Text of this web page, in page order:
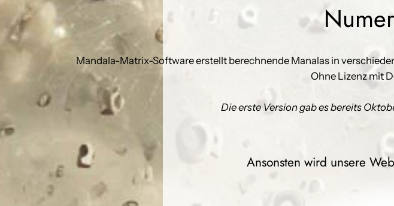
Mandala-Matrix-Software erstellt berechnende Manalas in
Ohne Lizenz mit
Die erste Version gab es bereits
Ansonsten wird unsere